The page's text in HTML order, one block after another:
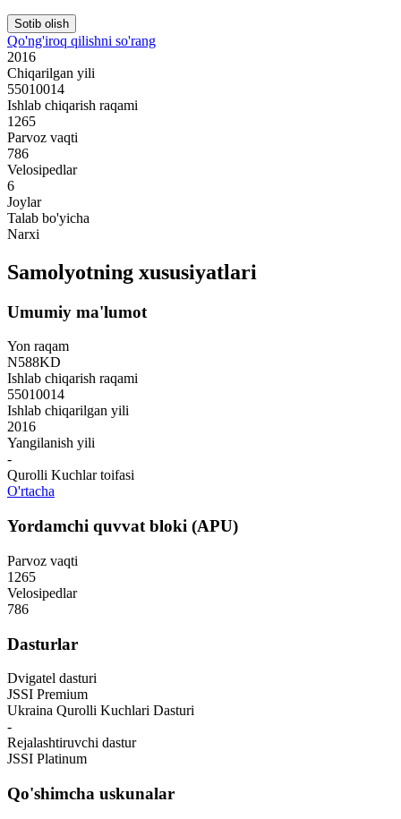
Sotib olish
Qo'ng'iroq qilishni so'rang
2016
Chiqarilgan yili
55010014
Ishlab chiqarish raqami
1265
Parvoz vaqti
786
Velosipedlar
6
Joylar
Talab bo'yicha
Narxi
Samolyotning xususiyatlari
Umumiy ma'lumot
Yon raqam
N588KD
Ishlab chiqarish raqami
55010014
Ishlab chiqarilgan yili
2016
Yangilanish yili
-
Qurolli Kuchlar toifasi
O'rtacha
Yordamchi quvvat bloki (APU)
Parvoz vaqti
1265
Velosipedlar
786
Dasturlar
Dvigatel dasturi
JSSI Premium
Ukraina Qurolli Kuchlari Dasturi
-
Rejalashtiruvchi dastur
JSSI Platinum
Qo'shimcha uskunalar